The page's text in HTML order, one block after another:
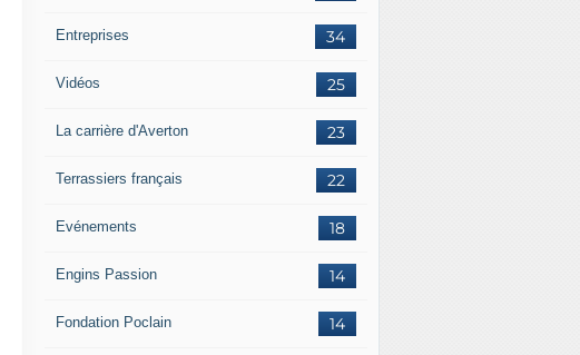
34
Entreprises
25
Vidéos
23
La carrière d'Averton
22
Terrassiers français
18
Evénements
14
Engins Passion
14
Fondation Poclain